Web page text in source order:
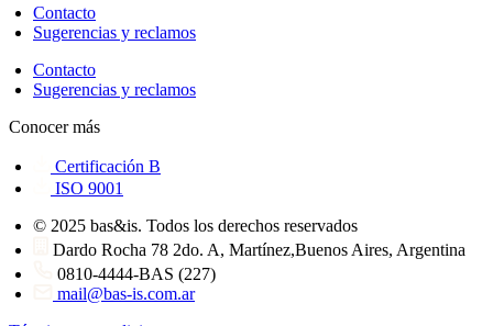
Contacto
Sugerencias y reclamos
Contacto
Sugerencias y reclamos
Conocer más
Certificación B
ISO 9001
© 2025 bas&is. Todos los derechos reservados
Dardo Rocha 78 2do. A, Martínez,Buenos Aires, Argentina
0810-4444-BAS (227)
mail@bas-is.com.ar